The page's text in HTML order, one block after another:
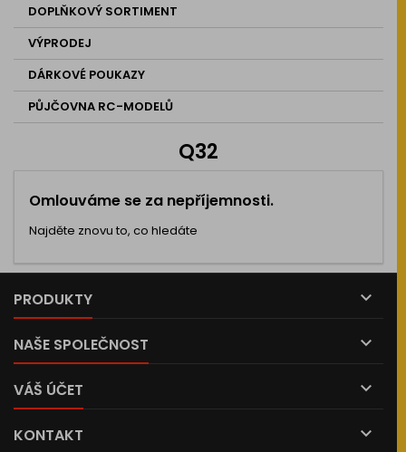
DOPLŇKOVÝ SORTIMENT
VÝPRODEJ
DÁRKOVÉ POUKAZY
PŮJČOVNA RC-MODELŮ
Q32
Omlouváme se za nepříjemnosti.
Najděte znovu to, co hledáte
PRODUKTY 
NAŠE SPOLEČNOST 
VÁŠ ÚČET 
KONTAKT 